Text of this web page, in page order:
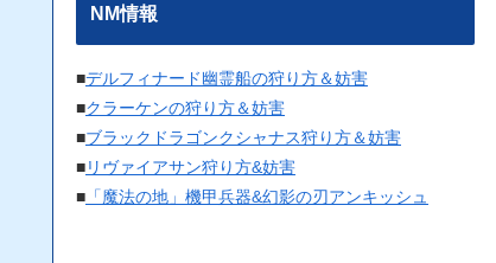
NM情報
■デルフィナード幽霊船の狩り方＆妨害
■クラーケンの狩り方＆妨害
■ブラックドラゴンクシャナス狩り方＆妨害
■リヴァイアサン狩り方&妨害
■ 「魔法の地」機甲兵器&幻影の刃アンキッシュ